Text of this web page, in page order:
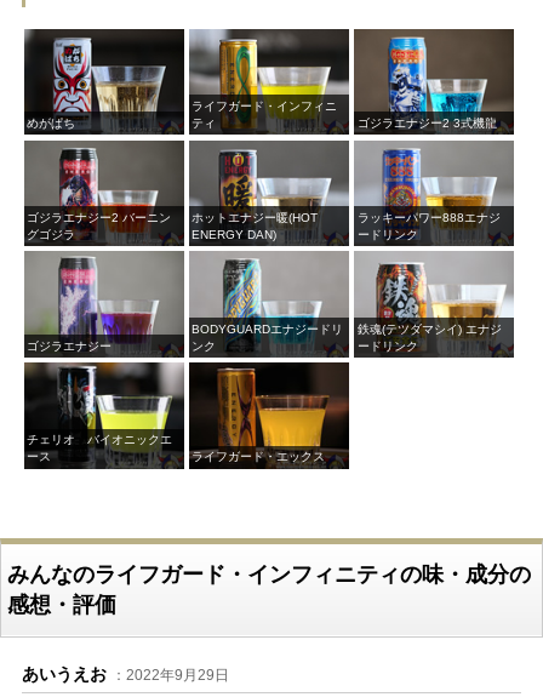
めがぱち
ライフガード・インフィニ
ティ
ゴジラエナジー2 3式機龍
ゴジラエナジー2 バーニン
グゴジラ
ホットエナジー暖(HOT
ENERGY DAN)
ラッキーパワー888エナジ
ードリンク
ゴジラエナジー
BODYGUARDエナジードリ
ンク
鉄魂(テツダマシイ) エナジ
ードリンク
チェリオ バイオニックエ
ース
ライフガード・エックス
みんなのライフガード・インフィニティの味・成分の
感想・評価
あいうえお ：2022年9月29日